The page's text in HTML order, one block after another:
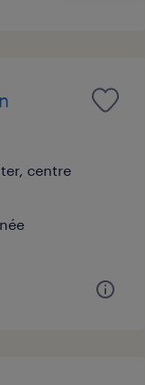
centre